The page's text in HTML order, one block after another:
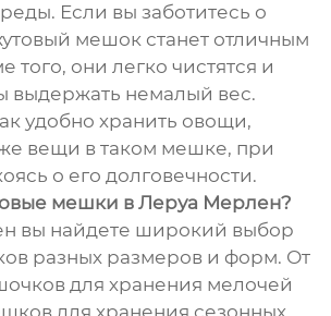
Если вы заботитесь о
мешок станет отличным
того, они легко чистятся и
выдержать немалый вес.
удобно хранить овощи,
вещи в таком мешке, при
о его долговечности.
мешки в Леруа Мерлен?
вы найдете широкий выбор
разных размеров и форм. От
для хранения мелочей